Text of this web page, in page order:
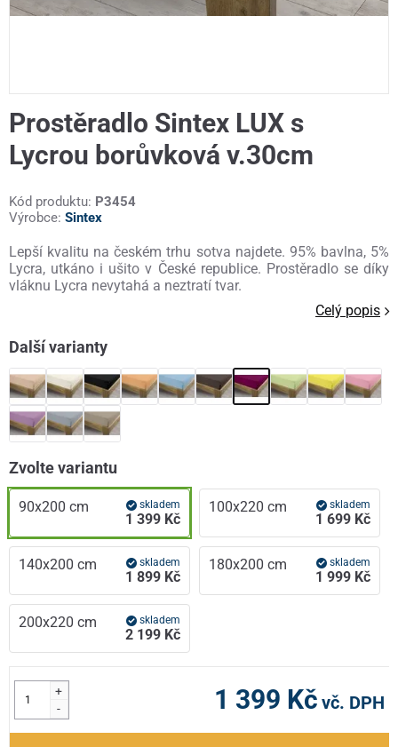
Prostěradlo Sintex LUX s
Lycrou borůvková v.30cm
Kód produktu: P3454
Výrobce: Sintex
Lepší kvalitu na českém trhu sotva najdete. 95% bavlna, 5%
Lycra, utkáno i ušito v České republice. Prostěradlo se díky
vláknu Lycra nevytahá a neztratí tvar.
Celý popis
Další varianty
Zvolte variantu
90x200 cm skladem
1 399 Kč
100x220 cm skladem
1 699 Kč
140x200 cm skladem
1 899 Kč
180x200 cm skladem
1 999 Kč
200x220 cm skladem
2 199 Kč
+
-
1 399 Kč vč. DPH